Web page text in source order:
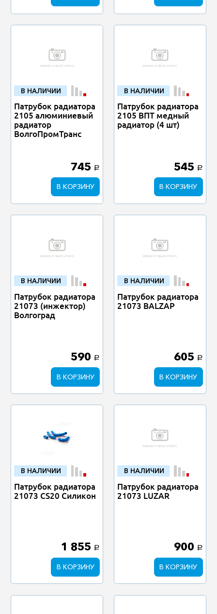
В НАЛИЧИИ
Патрубок радиатора
2105 алюминиевый
радиатор
ВолгоПромТранс
745 a
В КОРЗИНУ
В НАЛИЧИИ
Патрубок радиатора
2105 ВПТ медный
радиатор (4 шт)
545 a
В КОРЗИНУ
В НАЛИЧИИ
Патрубок радиатора
21073 (инжектор)
Волгоград
590 a
В КОРЗИНУ
В НАЛИЧИИ
Патрубок радиатора
21073 BALZAP
605 a
В КОРЗИНУ
В НАЛИЧИИ
Патрубок радиатора
21073 CS20 Силикон
1 855 a
В КОРЗИНУ
В НАЛИЧИИ
Патрубок радиатора
21073 LUZAR
900 a
В КОРЗИНУ